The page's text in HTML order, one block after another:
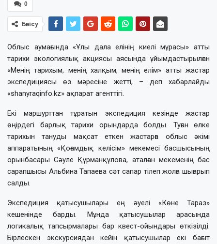
0
Бөлісу
Облыс аумағында «Ұлы дала елінің киелі мұрасы» атты
тарихи экологиялық акциясы аясында ұйымдастырылған
«Менің тарихым, менің халқым, менің елім» атты жастар
экспедициясы өз мәресіне жетті, – деп хабарлайды
«shanyraqinfo.kz» ақпарат агенттігі.
Екі маршурттан тұратын экспедиция кезінде жастар
өңірдегі барлық тарихи орындарда болды. Туған өлке
тарихын тануды мақсат еткен жастарға облыс әкімі
аппаратының «Қоғамдық келісім» мекемесі басшысының
орынбасары Сәуле Құрманқұлова, аталған мекеменің бас
сарапшысы Альбина Тапаева сәт сапар тілеп жолға шығарып
салды.
Экспедиция қатысушылары ең әуелі «Көне Тараз»
кешенінде барды. Мұнда қатысушылар арасында
логикалық тапсырмалары бар квест-ойындары өткізілді.
Бірлескен экскурсиядан кейін қатысушылар екі бағыт